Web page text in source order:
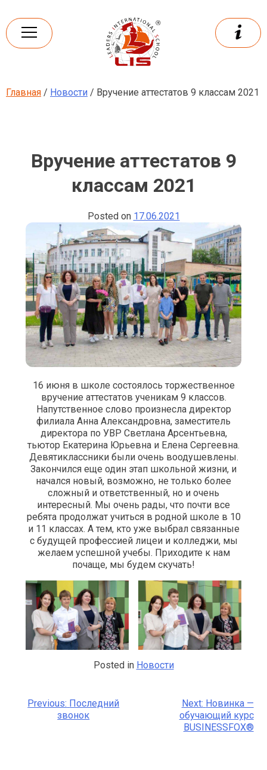
content
Leaders
International school
Главная / Новости / Вручение аттестатов 9 классам 2021
Вручение аттестатов 9
классам 2021
Posted on 17.06.2021
16 июня в школе состоялось торжественное
вручение аттестатов ученикам 9 классов.
Напутственное слово произнесла директор
филиала Анна Александровна, заместитель
директора по УВР Светлана Арсентьевна,
тьютор Екатерина Юрьевна и Елена Сергеевна.
Девятиклассники были очень воодушевлены.
Закончился еще один этап школьной жизни, и
начался новый, возможно, не только более
сложный и ответственный, но и очень
интересный. Мы очень рады, что почти все
ребята продолжат учиться в родной школе в 10
и 11 классах. А тем, кто уже выбрал связанные
с будущей профессией лицеи и колледжи, мы
желаем успешной учебы. Приходите к нам
почаще, мы будем скучать!
Posted in Новости
Навигация
Previous: Последний
звонок
Next: Новинка —
обучающий курс
BUSINESSFOX®